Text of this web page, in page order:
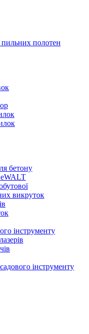
полотен
бетону
викруток
інструменту
інструменту